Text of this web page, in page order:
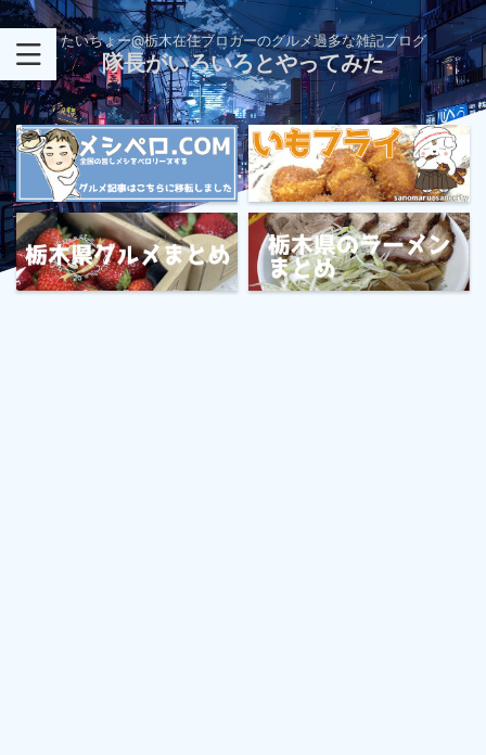
たいちょー@栃木在住ブロガーのグルメ過多な雑記ブログ
隊長がいろいろとやってみた